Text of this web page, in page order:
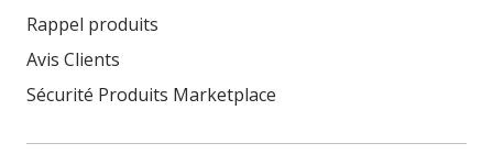
Rappel produits
Avis Clients
Sécurité Produits Marketplace